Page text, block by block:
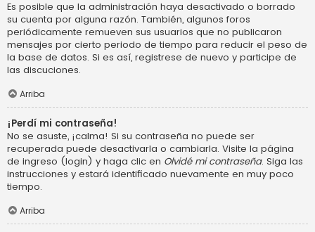
Es posible que la administración haya desactivado o borrado
su cuenta por alguna razón. También, algunos foros
periódicamente remueven sus usuarios que no publicaron
mensajes por cierto periodo de tiempo para reducir el peso de
la base de datos. Si es así, registrese de nuevo y participe de
las discuciones.
Arriba
¡Perdí mi contraseña!
No se asuste, ¡calma! Si su contraseña no puede ser
recuperada puede desactivarla o cambiarla. Visite la página
de ingreso (login) y haga clic en Olvidé mi contraseña. Siga las
instrucciones y estará identificado nuevamente en muy poco
tiempo.
Arriba